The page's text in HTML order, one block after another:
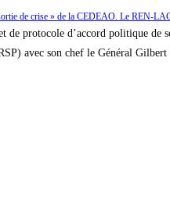
protocole d’accord politique de
avec son chef le Général